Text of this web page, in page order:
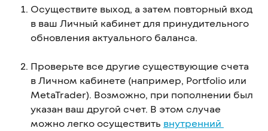
Осуществите выход, а затем повторный вход
в ваш Личный кабинет для принудительного
обновления актуального баланса.
Проверьте все другие существующие счета
в Личном кабинете (например, Portfolio или
MetaTrader). Возможно, при пополнении был
указан ваш другой счет. В этом случае
можно легко осуществить внутренний